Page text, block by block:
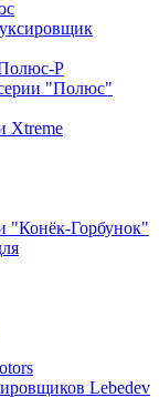
Р
"Полюс"
Xtreme
"Конёк-Горбунок"
Lebedev